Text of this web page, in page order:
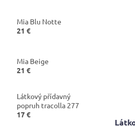
Mia Blu Notte
21 €
Mia Beige
21 €
Látkový přídavný
popruh tracolla 277
17 €